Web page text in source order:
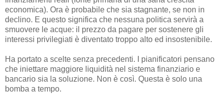
economica). Ora è probabile che sia stagnante, se non in
declino. E questo significa che nessuna politica servirà a
smuovere le acque: il prezzo da pagare per sostenere gli
interessi privilegiati è diventato troppo alto ed insostenibile.
Ha portato a scelte senza precedenti. I pianificatori pensano
che iniettare maggiore liquidità nel sistema finanziario e
bancario sia la soluzione. Non è così. Questa è solo una
bomba a tempo.